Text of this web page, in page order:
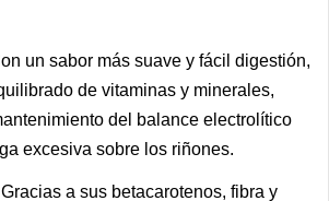
un sabor más suave y fácil digestión,
de vitaminas y minerales,
del balance electrolítico
excesiva sobre los riñones.
Gracias a sus betacarotenos, fibra y